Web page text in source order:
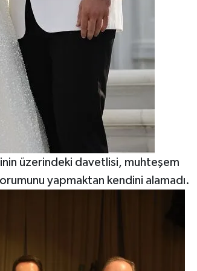
üzerindeki davetlisi, muhteşem
yapmaktan kendini alamadı.